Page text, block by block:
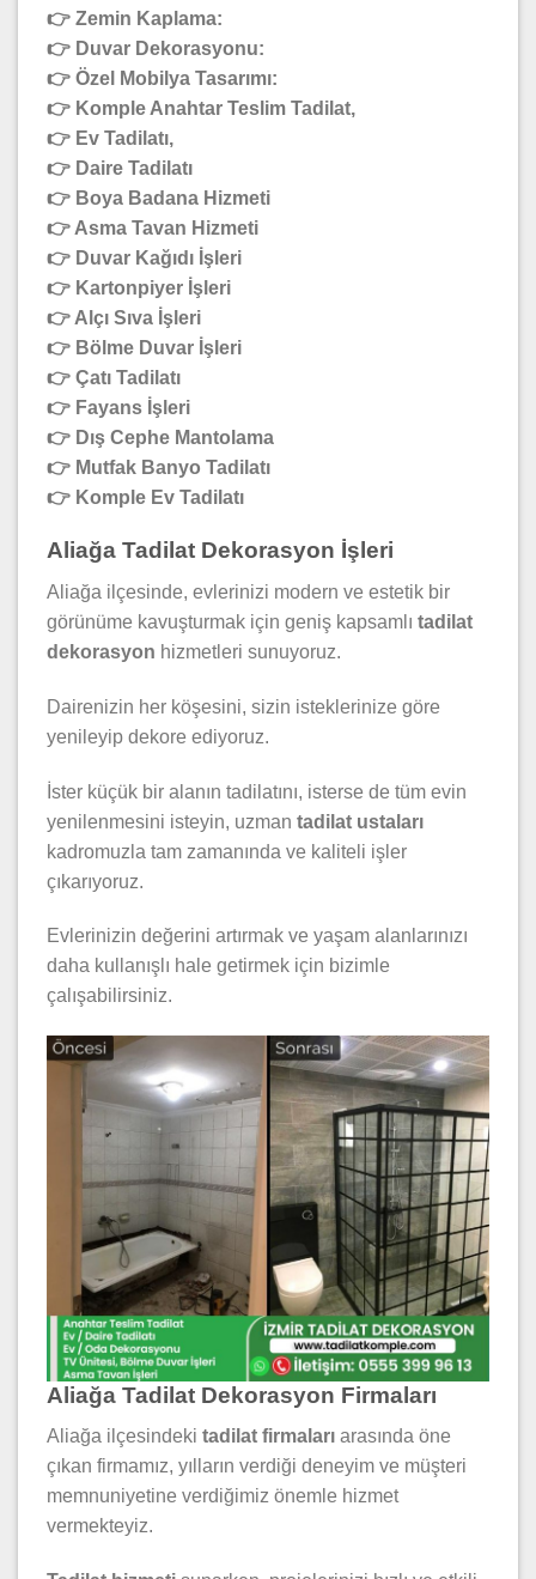
👉 Zemin Kaplama:
👉 Duvar Dekorasyonu:
👉 Özel Mobilya Tasarımı:
👉 Komple Anahtar Teslim Tadilat,
👉 Ev Tadilatı,
👉 Daire Tadilatı
👉 Boya Badana Hizmeti
👉 Asma Tavan Hizmeti
👉 Duvar Kağıdı İşleri
👉 Kartonpiyer İşleri
👉 Alçı Sıva İşleri
👉 Bölme Duvar İşleri
👉 Çatı Tadilatı
👉 Fayans İşleri
👉 Dış Cephe Mantolama
👉 Mutfak Banyo Tadilatı
👉 Komple Ev Tadilatı
Aliağa Tadilat Dekorasyon İşleri
Aliağa ilçesinde, evlerinizi modern ve estetik bir
görünüme kavuşturmak için geniş kapsamlı tadilat
dekorasyon hizmetleri sunuyoruz.
Dairenizin her köşesini, sizin isteklerinize göre
yenileyip dekore ediyoruz.
İster küçük bir alanın tadilatını, isterse de tüm evin
yenilenmesini isteyin, uzman tadilat ustaları
kadromuzla tam zamanında ve kaliteli işler
çıkarıyoruz.
Evlerinizin değerini artırmak ve yaşam alanlarınızı
daha kullanışlı hale getirmek için bizimle
çalışabilirsiniz.
Aliağa Tadilat Dekorasyon Firmaları
Aliağa ilçesindeki tadilat firmaları arasında öne
çıkan firmamız, yılların verdiği deneyim ve müşteri
memnuniyetine verdiğimiz önemle hizmet
vermekteyiz.